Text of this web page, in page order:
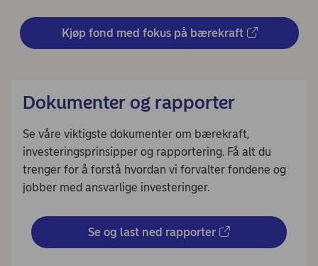
Kjøp fond med fokus på bærekraft
Dokumenter og rapporter
Se våre viktigste dokumenter om bærekraft,
investeringsprinsipper og rapportering. Få alt du
trenger for å forstå hvordan vi forvalter fondene og
jobber med ansvarlige investeringer.
Se og last ned rapporter